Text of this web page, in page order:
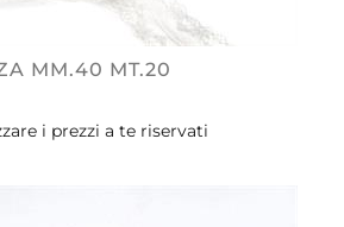
MM.40 MT.20
i prezzi a te riservati